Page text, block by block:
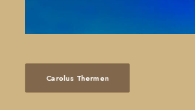
Carolus Thermen